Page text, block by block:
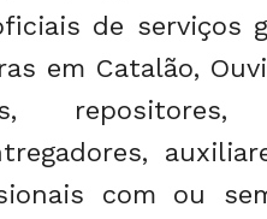
de serviços
em Catalão,
com ou